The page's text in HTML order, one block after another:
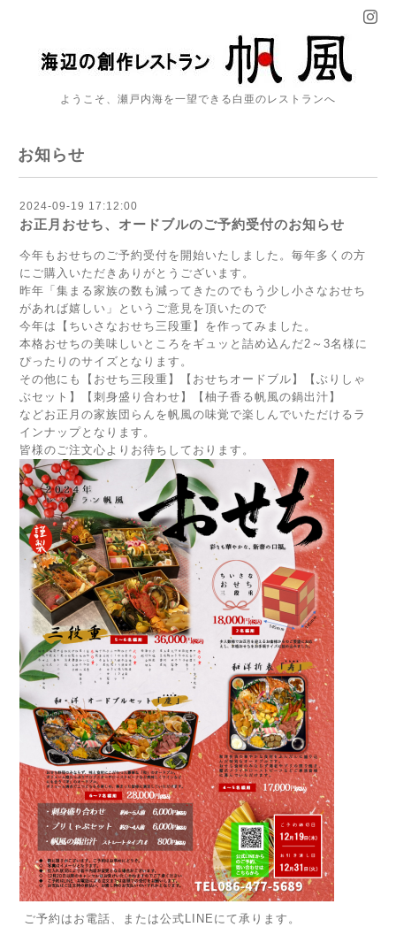
ようこそ、瀬戸内海を一望できる白亜のレストランへ
お知らせ
2024-09-19 17:12:00
お正月おせち、オードブルのご予約受付のお知らせ
今年もおせちのご予約受付を開始いたしました。毎年多くの方
にご購入いただきありがとうございます。
昨年「集まる家族の数も減ってきたのでもう少し小さなおせち
があれば嬉しい」というご意見を頂いたので
今年は【ちいさなおせち三段重】を作ってみました。
本格おせちの美味しいところをギュッと詰め込んだ2～3名様に
ぴったりのサイズとなります。
その他にも【おせち三段重】【おせちオードブル】【ぶりしゃ
ぶセット】【刺身盛り合わせ】【柚子香る帆風の鍋出汁】
などお正月の家族団らんを帆風の味覚で楽しんでいただけるラ
インナップとなります。
皆様のご注文心よりお待ちしております。
ご予約はお電話、または公式LINEにて承ります。